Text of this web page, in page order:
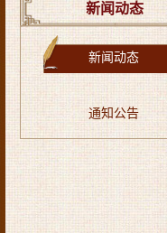
新闻动态
新闻动态
通知公告